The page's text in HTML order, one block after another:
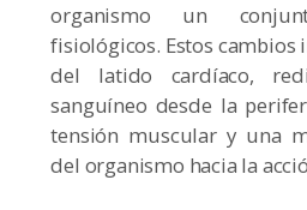
organismo un
fisiológicos. Estos cambios
del latido cardíaco,
sanguíneo desde la
tensión muscular y una
del organismo hacia la